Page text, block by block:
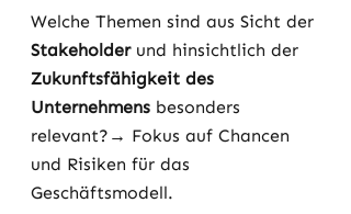
Welche Themen sind aus Sicht der
Stakeholder und hinsichtlich der
Zukunftsfähigkeit des
Unternehmens besonders
relevant?→ Fokus auf Chancen
und Risiken für das
Geschäftsmodell.